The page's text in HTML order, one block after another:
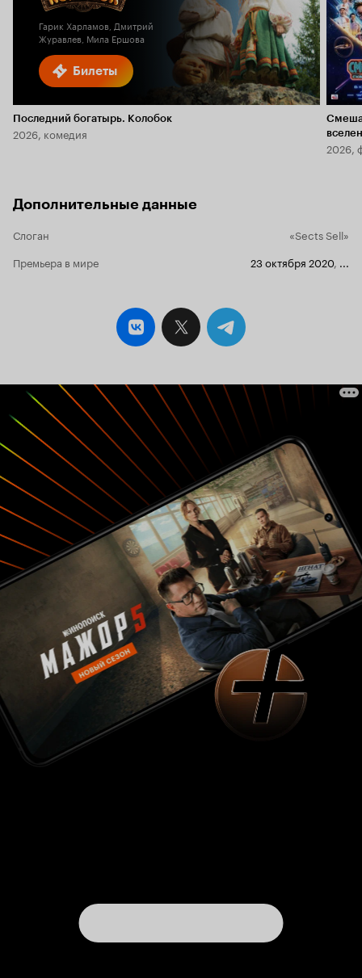
Билеты
Гарик Харламов, Дмитрий
Журавлев, Мила Ершова
Последний богатырь. Колобок
2026, комедия
2026,
Дополнительные данные
Слоган
«Sects Sell»
Премьера в мире
23 октября 2020,